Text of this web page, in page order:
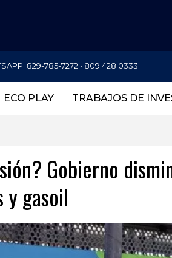
829-785-7272 • 809.428.0333
ECO PLAY TRABAJOS DE
Gobierno
y gasoil